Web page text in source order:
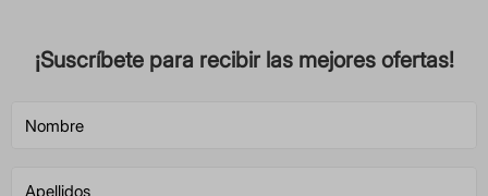
¡Suscríbete para recibir las mejores ofertas!